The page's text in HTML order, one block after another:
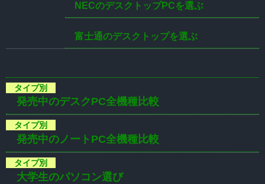
NECのデスクトップPCを選ぶ
富士通のデスクトップを選ぶ
発売中のデスクPC全機種比較
発売中のノートPC全機種比較
大学生のパソコン選び